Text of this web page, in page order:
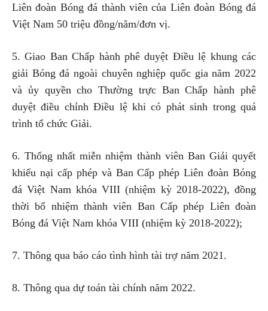
Liên đoàn Bóng đá thành viên của Liên đoàn Bóng đá
Việt Nam 50 triệu đồng/năm/đơn vị.
5. Giao Ban Chấp hành phê duyệt Điều lệ khung các
giải Bóng đá ngoài chuyên nghiệp quốc gia năm 2022
và ủy quyền cho Thường trực Ban Chấp hành phê
duyệt điều chỉnh Điều lệ khi có phát sinh trong quá
trình tổ chức Giải.
6. Thống nhất miễn nhiệm thành viên Ban Giải quyết
khiếu nại cấp phép và Ban Cấp phép Liên đoàn Bóng
đá Việt Nam khóa VIII (nhiệm kỳ 2018-2022), đồng
thời bổ nhiệm thành viên Ban Cấp phép Liên đoàn
Bóng đá Việt Nam khóa VIII (nhiệm kỳ 2018-2022);
7. Thông qua báo cáo tình hình tài trợ năm 2021.
8. Thông qua dự toán tài chính năm 2022.